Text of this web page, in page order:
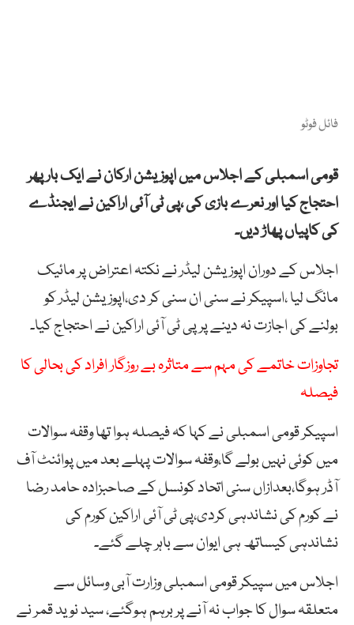
فائل فوٹو
قومی اسمبلی کے اجلاس میں اپوزیشن ارکان نے ایک بار پھر
احتجاج کیا اور نعرے بازی کی ،پی ٹی آئی اراکین نے ایجنڈے
کی کاپیاں پھاڑ دیں۔
اجلاس کے دوران اپوزیشن لیڈر نے نکتہ اعتراض پر مائیک
مانگ لیا ،اسپیکر نے سنی ان سنی کر دی،اپوزیشن لیڈر کو
بولنے کی اجازت نہ دینے پر پی ٹی آئی اراکین نے احتجاج کیا۔
تجاوزات خاتمے کی مہم سے متاثرہ بے روزگار افراد کی بحالی کا
فیصلہ
اسپیکر قومی اسمبلی نے کہا کہ فیصلہ ہوا تھا وقفہ سوالات
میں کوئی نہیں بولے گا،وقفہ سوالات پہلے بعد میں پوائنٹ آف
آڈر ہوگا،بعدازاں سنی اتحاد کونسل کے صاحبزادہ حامد رضا
نے کورم کی نشاندہی کردی،پی ٹی آئی اراکین کورم کی
نشاندہی کیساتھ ہی ایوان سے باہر چلے گئے۔
اجلاس میں سپیکر قومی اسمبلی وزارت آبی وسائل سے
متعلقہ سوال کا جواب نہ آنے پر برہم ہوگئے، سید نوید قمر نے